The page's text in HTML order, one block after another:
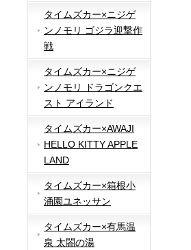
タイムズカー×ニジゲ
ンノモリ ゴジラ迎撃作
戦
タイムズカー×ニジゲ
ンノモリ ドラゴンクエ
スト アイランド
タイムズカー×AWAJI
HELLO KITTY APPLE
LAND
タイムズカー×箱根小
涌園ユネッサン
タイムズカー×有馬温
泉 太閤の湯